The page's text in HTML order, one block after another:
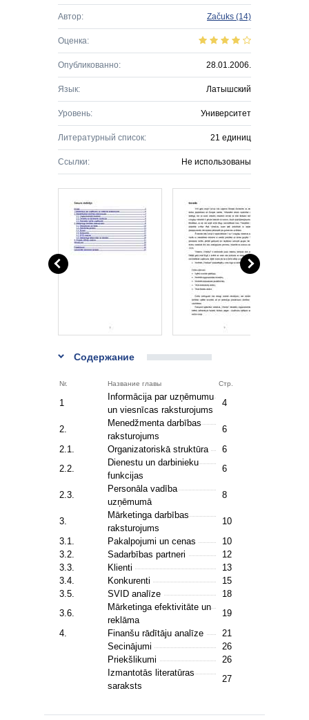
Автор: Začuks (14)
Оценка:
Опубликованно: 28.01.2006.
Язык: Латышский
Уровень: Университет
Литературный список: 21 единиц
Ссылки: Не использованы
Содержание
Nr. Название главы Стр.
1
Informācija par uzņēmumu
un viesnīcas raksturojums
4
2.
Menedžmenta darbības
raksturojums
6
2.1.
Organizatoriskā struktūra
6
2.2.
Dienestu un darbinieku
funkcijas
6
2.3.
Personāla vadība
uzņēmumā
8
3.
Mārketinga darbības
raksturojums
10
3.1.
Pakalpojumi un cenas
10
3.2.
Sadarbības partneri
12
3.3.
Klienti
13
3.4.
Konkurenti
15
3.5.
SVID analīze
18
3.6.
Mārketinga efektivitāte un
reklāma
19
4.
Finanšu rādītāju analīze
21
Secinājumi
26
Priekšlikumi
26
Izmantotās literatūras
saraksts
27